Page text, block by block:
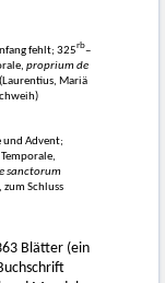
fehlt; 325rb–
proprium de
(Laurentius, Mariä
und Advent;
sanctorum
zum Schluss
Blätter (ein